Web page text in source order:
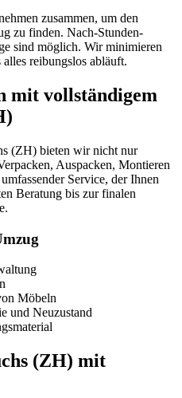
zusammen, um den
zu finden. Nach-Stunden-
sind möglich. Wir minimieren
alles reibungslos abläuft.
mit vollständigem
(ZH) bieten wir nicht nur
Auspacken, Montieren
Service, der Ihnen
Beratung bis zur finalen
Möbeln
und Neuzustand
(ZH) mit